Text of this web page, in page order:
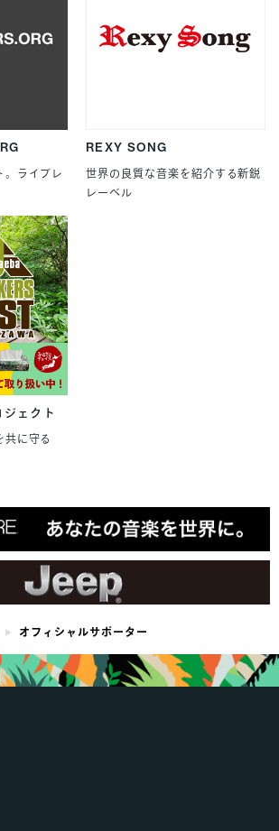
。ライブレ
REXY SONG
世界の良質な音楽を紹介する新鋭
レーベル
ェクト
に守る
オフィシャルサポーター